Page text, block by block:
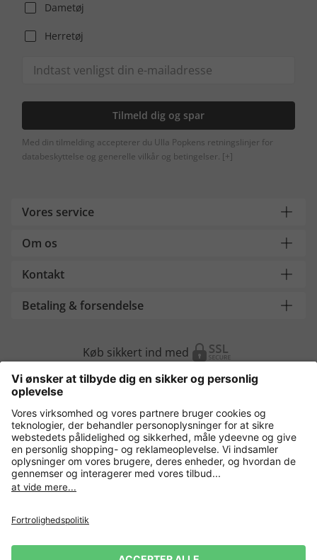
Dametøj
Herretøj
Tilmeld dig og spar
Med din tilmelding accepterer du Ulla Popkens retningslinjer for
databeskyttelse og generelle vilkår og betingelser. [+]
Vores service
Om os
Kontakt
Betaling & forsendelse
Køb sikkert ind med
Flere webshops
Danmark
Gør brug af fortrydelsesret
Virksomhedsinformation